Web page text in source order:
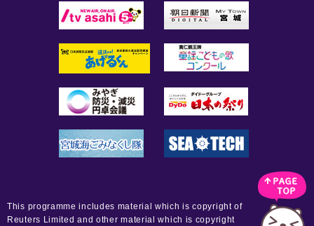
This programme includes material which is copyright of
Reuters Limited and other material which is copyright